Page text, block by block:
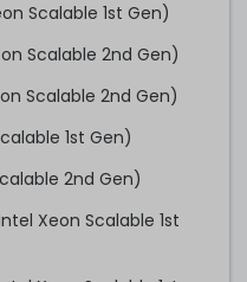
Scalable 1st Gen)
Scalable 2nd Gen)
Scalable 2nd Gen)
1st Gen)
2nd Gen)
Xeon Scalable 1st